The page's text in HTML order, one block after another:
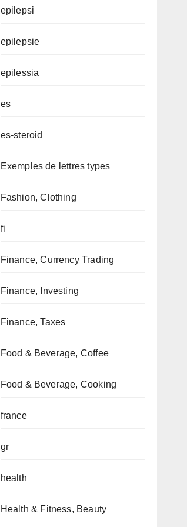
epilepsi
epilepsie
epilessia
es
es-steroid
Exemples de lettres types
Fashion, Clothing
fi
Finance, Currency Trading
Finance, Investing
Finance, Taxes
Food & Beverage, Coffee
Food & Beverage, Cooking
france
gr
health
Health & Fitness, Beauty